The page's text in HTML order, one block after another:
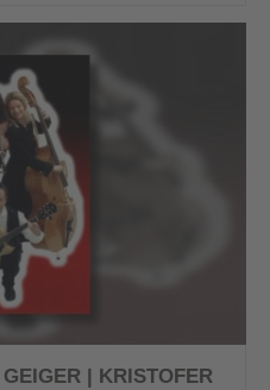
| KRISTOFER